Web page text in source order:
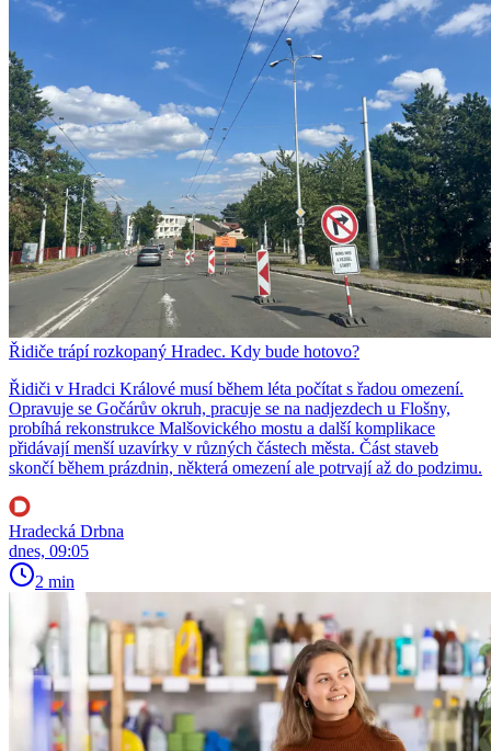
Řidiče trápí rozkopaný Hradec. Kdy bude hotovo?
Řidiči v Hradci Králové musí během léta počítat s řadou omezení.
Opravuje se Gočárův okruh, pracuje se na nadjezdech u Flošny,
probíhá rekonstrukce Malšovického mostu a další komplikace
přidávají menší uzavírky v různých částech města. Část staveb
skončí během prázdnin, některá omezení ale potrvají až do podzimu.
Hradecká Drbna
dnes, 09:05
2 min